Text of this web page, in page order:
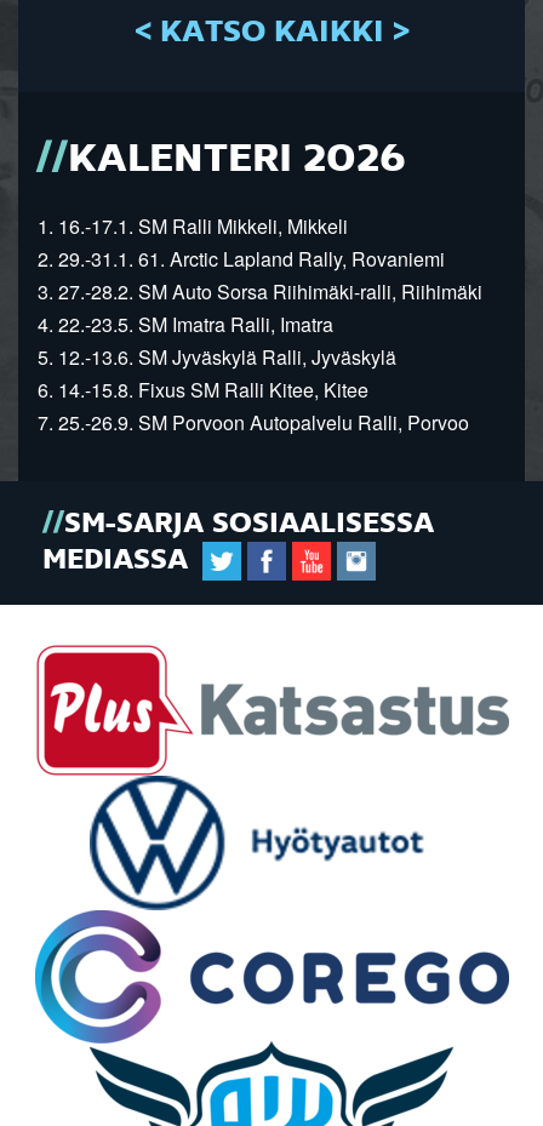
< KATSO KAIKKI >
KALENTERI 2026
1. 16.-17.1. SM Ralli Mikkeli, Mikkeli
2. 29.-31.1. 61. Arctic Lapland Rally, Rovaniemi
3. 27.-28.2. SM Auto Sorsa Riihimäki-ralli, Riihimäki
4. 22.-23.5. SM Imatra Ralli, Imatra
5. 12.-13.6. SM Jyväskylä Ralli, Jyväskylä
6. 14.-15.8. Fixus SM Ralli Kitee, Kitee
7. 25.-26.9. SM Porvoon Autopalvelu Ralli, Porvoo
SM-SARJA SOSIAALISESSA
MEDIASSA